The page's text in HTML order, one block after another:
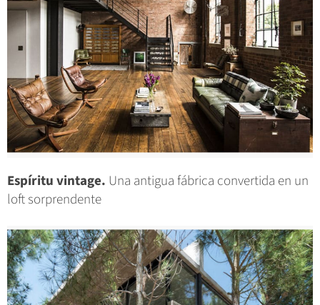
Espíritu vintage. Una antigua fábrica convertida en un
loft sorprendente